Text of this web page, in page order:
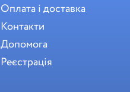
Оплата і доставка
Контакти
Допомога
Реєстрація